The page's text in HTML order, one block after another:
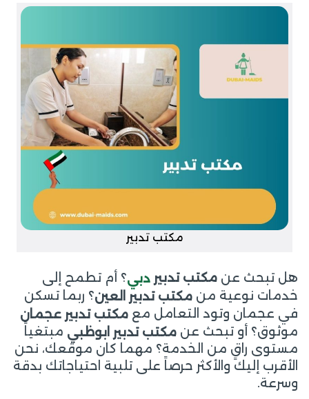
مكتب تدبير
هل تبحث عن مكتب تدبير دبي؟ أم تطمح إلى
خدمات نوعية من مكتب تدبير العين؟ ربما تسكن
في عجمان وتود التعامل مع مكتب تدبير عجمان
موثوق؟ أو تبحث عن مكتب تدبير ابوظبي مبتغياً
مستوى راقٍ من الخدمة؟ مهما كان موقعك، نحن
الأقرب إليك والأكثر حرصاً على تلبية احتياجاتك بدقة
وسرعة.